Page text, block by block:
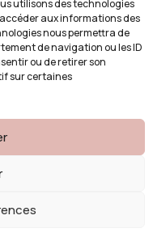
utilisons des technologies
aux informations des
nous permettra de
de navigation ou les ID
ou de retirer son
sur certaines